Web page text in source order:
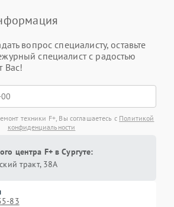
вопрос специалисту, оставьте
специалист с радостью
Вас!
техники F+, Вы соглашаетесь с Политикой
конфиденциальности
центра F+ в Сургуте:
тракт, 38А
83